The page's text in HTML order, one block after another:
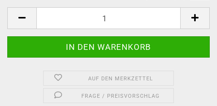
AUF DEN MERKZETTEL
FRAGE / PREISVORSCHLAG